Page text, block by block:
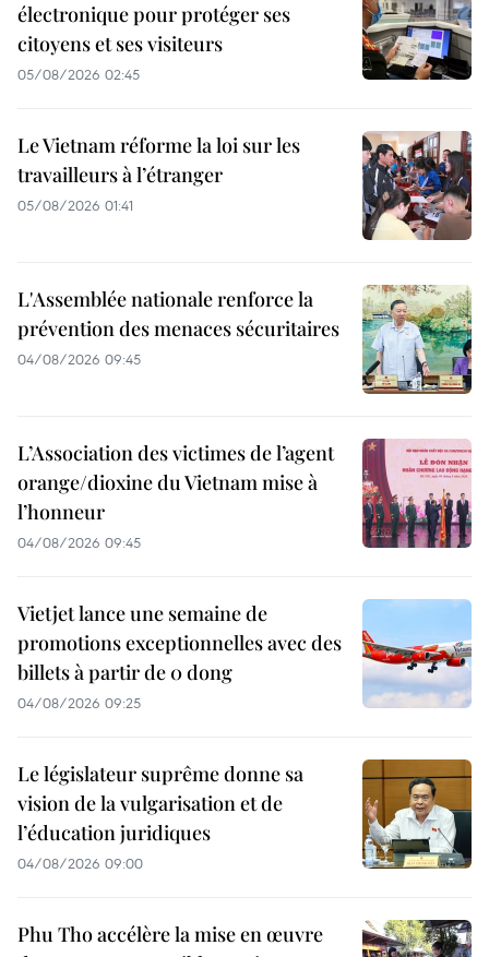
électronique pour protéger ses
citoyens et ses visiteurs
05/08/2026 02:45
Le Vietnam réforme la loi sur les
travailleurs à l’étranger
05/08/2026 01:41
L'Assemblée nationale renforce la
prévention des menaces sécuritaires
04/08/2026 09:45
L’Association des victimes de l’agent
orange/dioxine du Vietnam mise à
l’honneur
04/08/2026 09:45
Vietjet lance une semaine de
promotions exceptionnelles avec des
billets à partir de 0 dong
04/08/2026 09:25
Le législateur suprême donne sa
vision de la vulgarisation et de
l’éducation juridiques
04/08/2026 09:00
Phu Tho accélère la mise en œuvre